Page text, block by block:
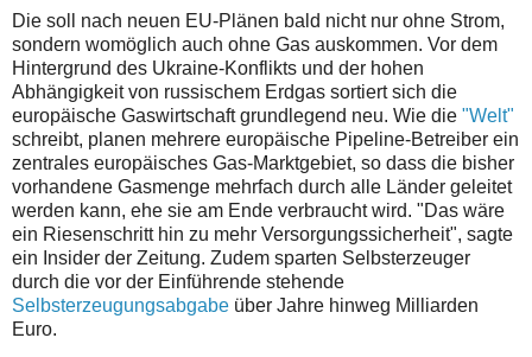
Die soll nach neuen EU-Plänen bald nicht nur ohne Strom,
sondern womöglich auch ohne Gas auskommen. Vor dem
Hintergrund des Ukraine-Konflikts und der hohen
Abhängigkeit von russischem Erdgas sortiert sich die
europäische Gaswirtschaft grundlegend neu. Wie die "Welt"
schreibt, planen mehrere europäische Pipeline-Betreiber ein
zentrales europäisches Gas-Marktgebiet, so dass die bisher
vorhandene Gasmenge mehrfach durch alle Länder geleitet
werden kann, ehe sie am Ende verbraucht wird. "Das wäre
ein Riesenschritt hin zu mehr Versorgungssicherheit", sagte
ein Insider der Zeitung. Zudem sparten Selbsterzeuger
durch die vor der Einführende stehende
Selbsterzeugungsabgabe über Jahre hinweg Milliarden
Euro.